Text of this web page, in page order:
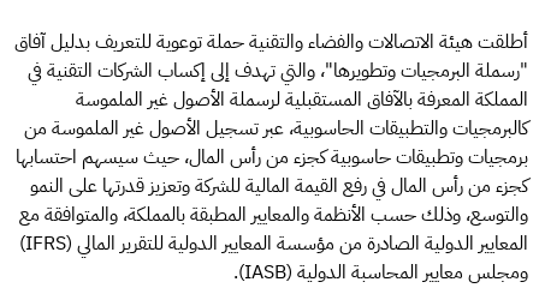
أطلقت هيئة الاتصالات والفضاء والتقنية حملة توعوية للتعريف بدليل آفاق
"رسملة البرمجيات وتطويرها"، والتي تهدف إلى إكساب الشركات التقنية في
المملكة المعرفة بالآفاق المستقبلية لرسملة الأصول غير الملموسة
كالبرمجيات والتطبيقات الحاسوبية، عبر تسجيل الأصول غير الملموسة من
برمجيات وتطبيقات حاسوبية كجزء من رأس المال، حيث سيسهم احتسابها
كجزء من رأس المال في رفع القيمة المالية للشركة وتعزيز قدرتها على النمو
والتوسع، وذلك حسب الأنظمة والمعايير المطبقة بالمملكة، والمتوافقة مع
المعايير الدولية الصادرة من مؤسسة المعايير الدولية للتقرير المالي (IFRS)
ومجلس معايير المحاسبة الدولية (IASB).